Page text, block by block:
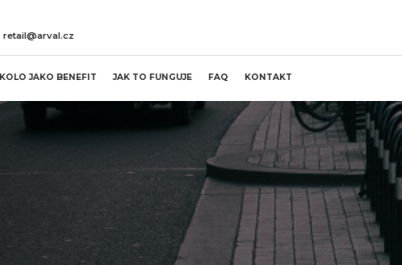
retail@arval.cz
KOLO JAKO BENEFIT JAK TO FUNGUJE FAQ KONTAKT